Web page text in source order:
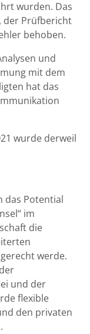
wurden. Das
der Prüfbericht
behoben.
und
mit dem
hat das
wurde derweil
das Potential
im
die
werde.
und der
flexible
den privaten